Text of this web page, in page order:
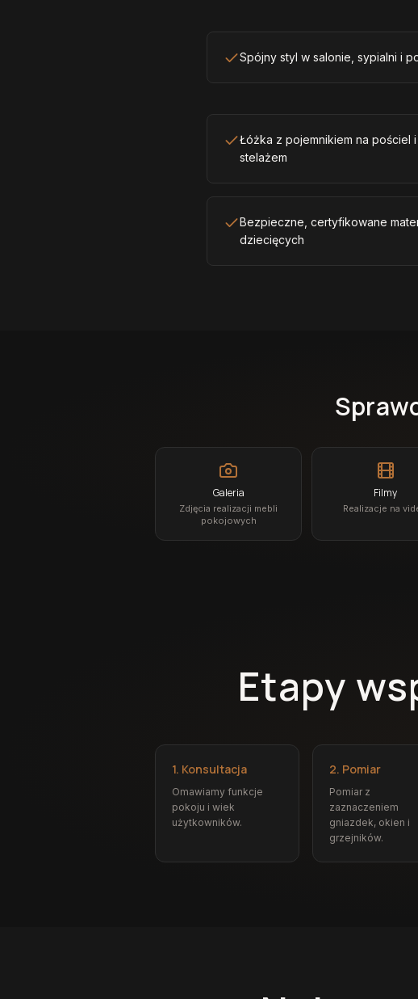
Spójny styl w salonie, sypialni i
Łóżka z pojemnikiem na pościel
stelażem
Bezpieczne, certyfikowane
dziecięcych
Galeria
Zdjęcia realizacji mebli
pokojowych
Filmy
Realizacje na
Etapy
1. Konsultacja
Omawiamy funkcje
pokoju i wiek
użytkowników.
2. Pomiar
Pomiar z
zaznaczeniem
gniazdek, okien i
grzejników.